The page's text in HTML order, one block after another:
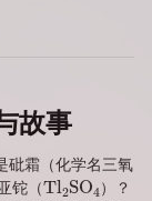
故事
砒霜（化学名三氧
铊（TlA2SOA4
）？